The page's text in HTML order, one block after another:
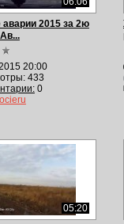
2015 за 2ю
20:00
433
0
05:20